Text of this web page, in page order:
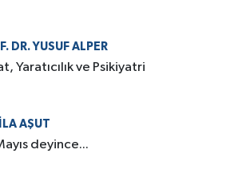
DR. YUSUF ALPER
Yaratıcılık ve Psikiyatri
AŞUT
deyince...